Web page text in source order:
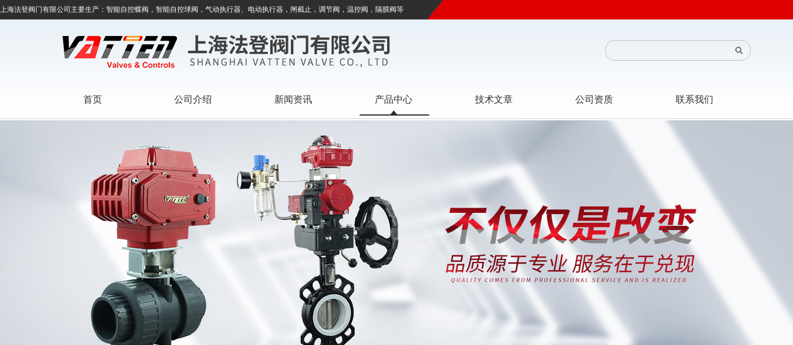
上海法登阀门有限公司主要生产：智能自控蝶阀，智能自控球阀，气动执行器、电动执行器，闸截止，调节阀，温控阀，隔膜阀等
首页 公司介绍 新闻资讯 产品中心 技术文章 公司资质 联系我们